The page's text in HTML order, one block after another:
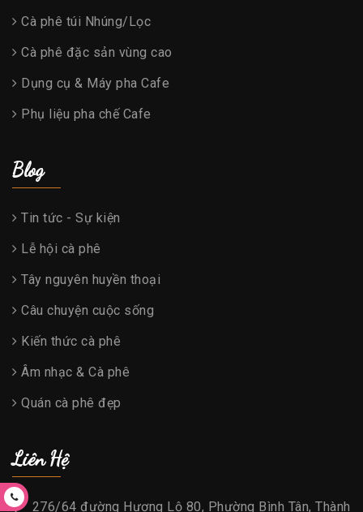
Cà phê túi Nhúng/Lọc
Cà phê đặc sản vùng cao
Dụng cụ & Máy pha Cafe
Phụ liệu pha chế Cafe
Blog
Tin tức - Sự kiện
Lễ hội cà phê
Tây nguyên huyền thoại
Câu chuyện cuộc sống
Kiến thức cà phê
Âm nhạc & Cà phê
Quán cà phê đẹp
Liên Hệ
276/64 đường Hương Lộ 80, Phường Bình Tân, Thành